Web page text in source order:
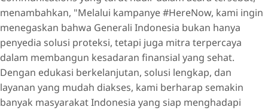
menambahkan, "Melalui kampanye #HereNow, kami ingin
menegaskan bahwa Generali Indonesia bukan hanya
penyedia solusi proteksi, tetapi juga mitra terpercaya
dalam membangun kesadaran finansial yang sehat.
Dengan edukasi berkelanjutan, solusi lengkap, dan
layanan yang mudah diakses, kami berharap semakin
banyak masyarakat Indonesia yang siap menghadapi